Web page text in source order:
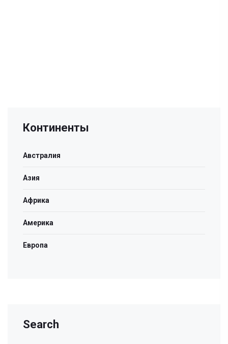
Континенты
Австралия
Азия
Африка
Америка
Европа
Search